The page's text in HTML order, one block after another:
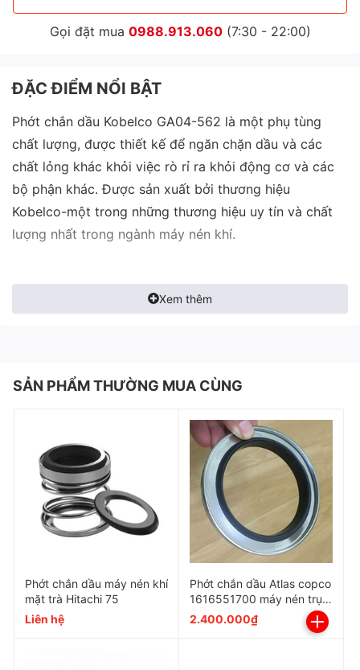
Gọi đặt mua 0988.913.060(7:30 - 22:00)
ĐẶC ĐIỂM NỔI BẬT
Phớt chắn dầu Kobelco GA04-562 là một phụ tùng
chất lượng, được thiết kế để ngăn chặn dầu và các
chất lỏng khác khỏi việc rò rỉ ra khỏi động cơ và các
bộ phận khác. Được sản xuất bởi thương hiệu
Kobelco-một trong những thương hiệu uy tín và chất
lượng nhất trong ngành máy nén khí.
Đặc điểm và chức năng
Xem thêm
SẢN PHẨM THƯỜNG MUA CÙNG
Phớt chắn dầu máy nén khí
mặt trà Hitachi 75
Liên hệ
Phớt chắn dầu Atlas copco
1616551700 máy nén trục
vít
2.400.000₫